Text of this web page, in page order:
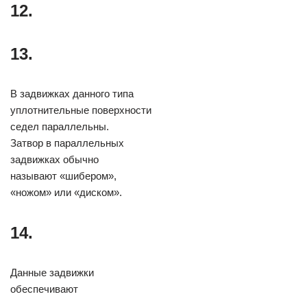
12.
13.
В задвижках данного типа
уплотнительные поверхности
седел параллельны.
Затвор в параллельных
задвижках обычно
называют «шибером»,
«ножом» или «диском».
14.
Данные задвижки
обеспечивают